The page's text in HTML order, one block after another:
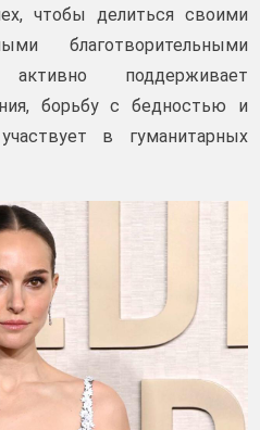
чтобы делиться своими
благотворительными
поддерживает
борьбу с бедностью и
в гуманитарных